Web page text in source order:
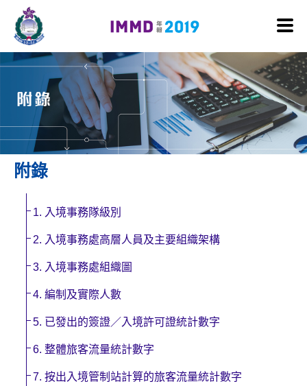
跳至內容
附錄
1. 入境事務隊級別
2. 入境事務處高層人員及主要組織架構
3. 入境事務處組織圖
4. 編制及實際人數
5. 已發出的簽證／入境許可證統計數字
6. 整體旅客流量統計數字
7. 按出入境管制站計算的旅客流量統計數字